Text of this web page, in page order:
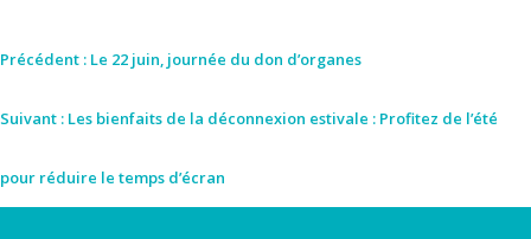
Précédent : Le 22 juin, journée du don d’organes
Suivant : Les bienfaits de la déconnexion estivale : Profitez de l’été
pour réduire le temps d’écran